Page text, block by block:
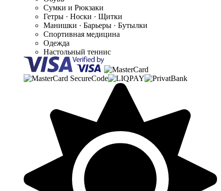
Сумки и Рюкзаки
Гетры · Носки · Щитки
Манишки · Барьеры · Бутылки
Спортивная медицина
Одежда
Настольный теннис